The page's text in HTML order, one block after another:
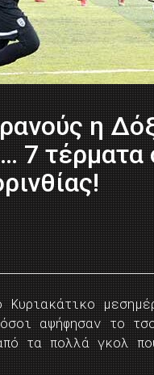
η
7 τέρματα
Κυριακάτικο
αψήφησαν το
τα πολλά γκολ